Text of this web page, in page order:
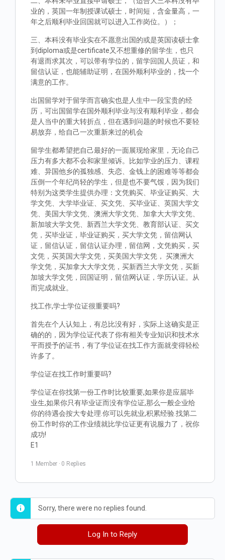
业的，英国一年制授课试硕士，时间短，含金量高，一
年之后顺利毕业回国就可以进入工作岗位。）；
三、本科没有毕业实在不愿意出国的或是英国读硕士拿
到diploma或是certificate又不想重修的留学生，也只
有退而求其次，可以带有学位的，留学回国人员证，和
留信认证，也能辅助证明，在国外顺利毕业的，找一个
满意的工作。
出国留学对于留学而言确实也是人生中一段宝贵的经
历，可出国留学在国外顺利毕业与没有顺利毕业，都会
是人当中的重大转折点，但在遇到问题的时候也不要轻
易放弃，给自己一次重新来过的机会
留学生都希望把自己最好的一面展现给家里，无论自己
压力有多大都不会和家里倾诉。比如学业的压力、课程
难、异国他乡的孤独感、失恋、金钱上的困难等等都会
压倒一个年纪尚轻的学生，但是也不要气馁，因为我们
特别为这类学生提供办理：文凭购买、毕业证购买、大
学文凭、大学毕业证、买文凭、买毕业证、英国大学文
凭、美国大学文凭、澳洲大学文凭、加拿大大学文凭、
新加坡大学文凭、新西兰大学文凭、教育部认证、买文
凭，买毕业证，毕业证购买，买大学文凭，留信网认
证，留信认证，留信认证办理，留信网，文凭购买，买
文凭，买英国大学文凭，买美国大学文凭， 买澳洲大
学文凭，买加拿大大学文凭，买新西兰大学文凭，买新
加坡大学文凭，回国证明，留信网认证，学历认证。从
而完成就业。
找工作,学士学位证很重要吗?
首先在个人认知上，有总比没有好，实际上这确实是正
确的的，因为学位证代表了你有相关专业知识和技术水
平而授予的证书，有了学位证在找工作方面就变得轻松
许多了。
学位证在找工作时重要吗?
学位证在你找第一份工作时比较重要,如果你是应届毕
业生,如果你只有毕业证而没有学位证,那么一般企业给
你的待遇会按大专处理.你可以先就业,积累经验.找第二
份工作时你的工作业绩就比学位证更有说服力了，祝你
成功!
E1
1 Member · 0 Replies
Sorry, there were no replies found.
Log In to Reply